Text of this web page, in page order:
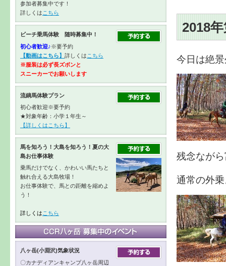
2018
今日は絶
残念なが
通常の外
参加者募集中です！
詳しくは こちら
ビーチ乗馬体験 随時募集中！
初心者歓迎♪※要予約
【動画はこちら】 詳しくは こちら
※服装は必ず長ズボンと
スニーカーでお願いします
流鏑馬体験プラン
初心者歓迎※要予約
★対象年齢：小学１年生～
【詳しくはこちら】
馬を知ろう！大島を知ろう！夏の大
島お仕事体験
乗馬だけでなく、かわいい馬たちと
触れ合える大島牧場！
お仕事体験で、馬との距離を縮めよ
う！
詳しくは こちら
八ヶ岳(小淵沢)気象状況
〇カナディアンキャンプ八ヶ岳周辺